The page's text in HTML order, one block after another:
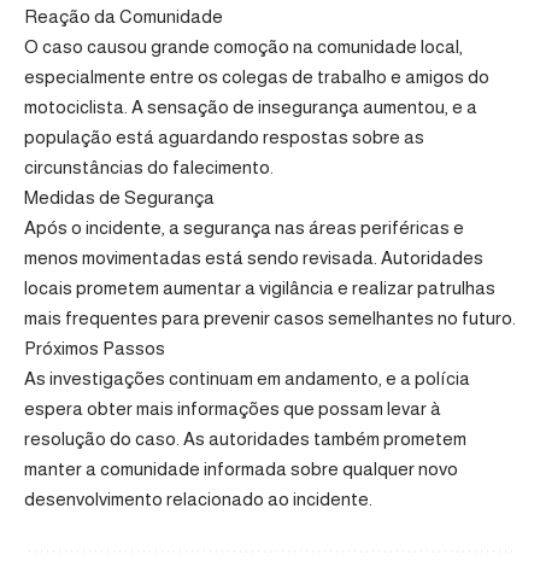
Reação da Comunidade
O caso causou grande comoção na comunidade local,
especialmente entre os colegas de trabalho e amigos do
motociclista. A sensação de insegurança aumentou, e a
população está aguardando respostas sobre as
circunstâncias do falecimento.
Medidas de Segurança
Após o incidente, a segurança nas áreas periféricas e
menos movimentadas está sendo revisada. Autoridades
locais prometem aumentar a vigilância e realizar patrulhas
mais frequentes para prevenir casos semelhantes no futuro.
Próximos Passos
As investigações continuam em andamento, e a polícia
espera obter mais informações que possam levar à
resolução do caso. As autoridades também prometem
manter a comunidade informada sobre qualquer novo
desenvolvimento relacionado ao incidente.